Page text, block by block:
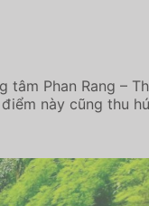
Phan Rang –
này cũng thu